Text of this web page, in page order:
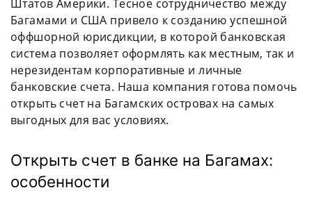
Штатов Америки. Тесное сотрудничество между
Багамами и США привело к созданию успешной
оффшорной юрисдикции, в которой банковская
система позволяет оформлять как местным, так и
нерезидентам корпоративные и личные
банковские счета. Наша компания готова помочь
открыть счет на Багамских островах на самых
выгодных для вас условиях.
Открыть счет в банке на Багамах:
особенности